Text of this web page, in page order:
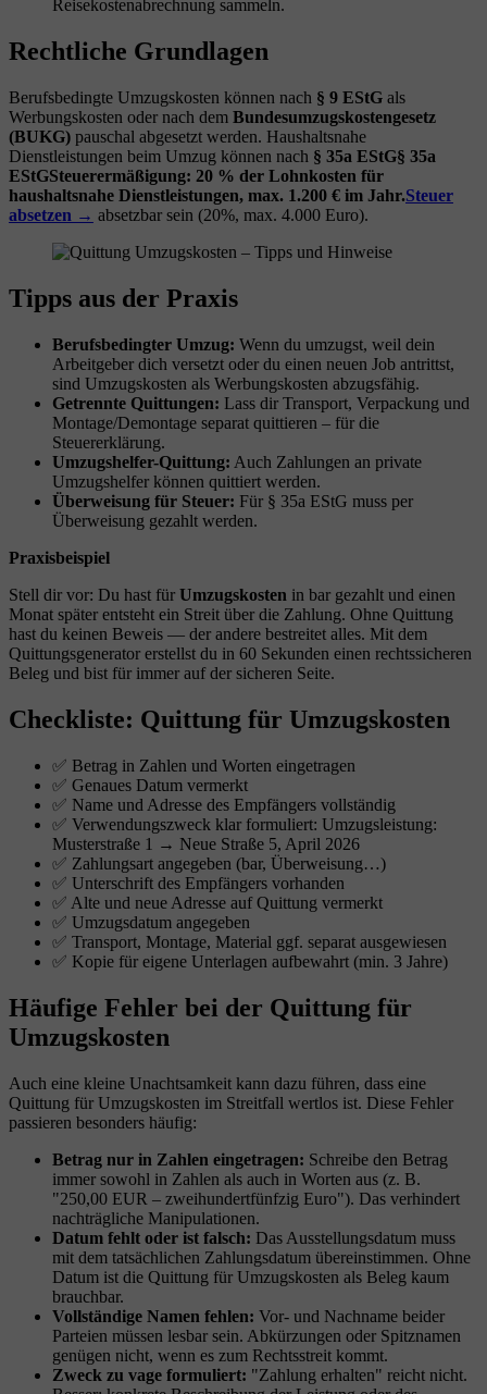
Reisekostenabrechnung sammeln.
Rechtliche Grundlagen
Berufsbedingte Umzugskosten können nach § 9 EStG als
Werbungskosten oder nach dem Bundesumzugskostengesetz
(BUKG) pauschal abgesetzt werden. Haushaltsnahe
Dienstleistungen beim Umzug können nach § 35a EStG§ 35a
EStGSteuerermäßigung: 20 % der Lohnkosten für
haushaltsnahe Dienstleistungen, max. 1.200 € im Jahr.Steuer
absetzen → absetzbar sein (20%, max. 4.000 Euro).
Tipps aus der Praxis
Berufsbedingter Umzug: Wenn du umzugst, weil dein
Arbeitgeber dich versetzt oder du einen neuen Job antrittst,
sind Umzugskosten als Werbungskosten abzugsfähig.
Getrennte Quittungen: Lass dir Transport, Verpackung und
Montage/Demontage separat quittieren – für die
Steuererklärung.
Umzugshelfer-Quittung: Auch Zahlungen an private
Umzugshelfer können quittiert werden.
Überweisung für Steuer: Für § 35a EStG muss per
Überweisung gezahlt werden.
Praxisbeispiel
Stell dir vor: Du hast für Umzugskosten in bar gezahlt und einen
Monat später entsteht ein Streit über die Zahlung. Ohne Quittung
hast du keinen Beweis — der andere bestreitet alles. Mit dem
Quittungsgenerator erstellst du in 60 Sekunden einen rechtssicheren
Beleg und bist für immer auf der sicheren Seite.
Checkliste: Quittung für Umzugskosten
✅ Betrag in Zahlen und Worten eingetragen
✅ Genaues Datum vermerkt
✅ Name und Adresse des Empfängers vollständig
✅ Verwendungszweck klar formuliert: Umzugsleistung:
Musterstraße 1 → Neue Straße 5, April 2026
✅ Zahlungsart angegeben (bar, Überweisung…)
✅ Unterschrift des Empfängers vorhanden
✅ Alte und neue Adresse auf Quittung vermerkt
✅ Umzugsdatum angegeben
✅ Transport, Montage, Material ggf. separat ausgewiesen
✅ Kopie für eigene Unterlagen aufbewahrt (min. 3 Jahre)
Häufige Fehler bei der Quittung für
Umzugskosten
Auch eine kleine Unachtsamkeit kann dazu führen, dass eine
Quittung für Umzugskosten im Streitfall wertlos ist. Diese Fehler
passieren besonders häufig:
Betrag nur in Zahlen eingetragen: Schreibe den Betrag
immer sowohl in Zahlen als auch in Worten aus (z. B.
"250,00 EUR – zweihundertfünfzig Euro"). Das verhindert
nachträgliche Manipulationen.
Datum fehlt oder ist falsch: Das Ausstellungsdatum muss
mit dem tatsächlichen Zahlungsdatum übereinstimmen. Ohne
Datum ist die Quittung für Umzugskosten als Beleg kaum
brauchbar.
Vollständige Namen fehlen: Vor- und Nachname beider
Parteien müssen lesbar sein. Abkürzungen oder Spitznamen
genügen nicht, wenn es zum Rechtsstreit kommt.
Zweck zu vage formuliert: "Zahlung erhalten" reicht nicht.